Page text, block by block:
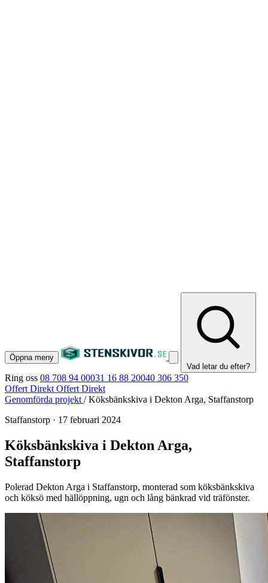
Öppna meny
Vad letar du efter?
Ring oss 08 708 94 00031 16 88 20040 306 350
Offert Direkt Offert Direkt
Genomförda projekt / Köksbänkskiva i Dekton Arga, Staffanstorp
Staffanstorp · 17 februari 2024
Köksbänkskiva i Dekton Arga,
Staffanstorp
Polerad Dekton Arga i Staffanstorp, monterad som köksbänkskiva
och köksö med hällöppning, ugn och lång bänkrad vid träfönster.